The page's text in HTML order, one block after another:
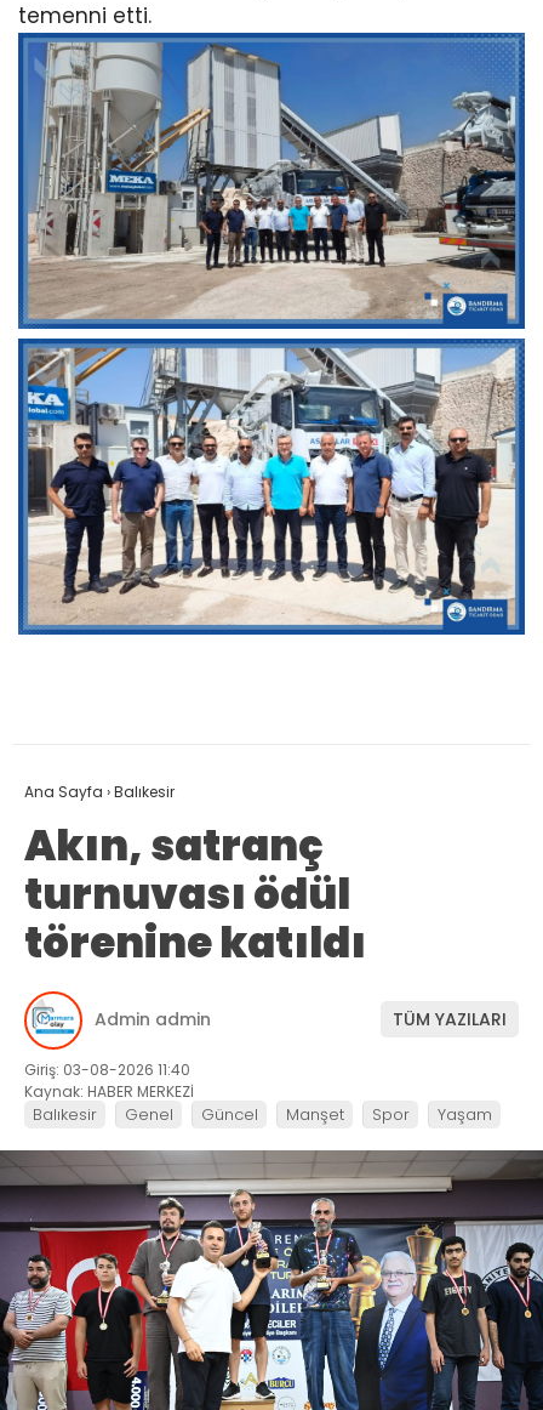
temenni etti.
Ana Sayfa ›Balıkesir
Akın, satranç
turnuvası ödül
törenine katıldı
Admin admin TÜM YAZILARI
Giriş: 03-08-2026 11:40
Kaynak: HABER MERKEZİ
Balıkesir Genel Güncel Manşet Spor Yaşam